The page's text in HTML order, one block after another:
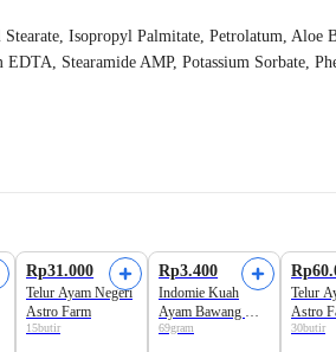
Isopropyl Palmitate, Petrolatum,
Stearamide AMP, Potassium Sorbate,
Rp31.000
Telur Ayam Negeri
Astro Farm
15butir
Rp3.400
Indomie Kuah
Ayam Bawang Mie
Instan
69gram
Telur
Astro
30butir